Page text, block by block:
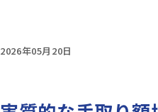
2026年05月20日